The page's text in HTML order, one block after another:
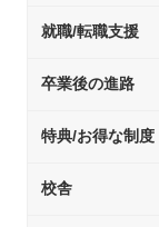
就職/転職支援
卒業後の進路
特典/お得な制度
校舎